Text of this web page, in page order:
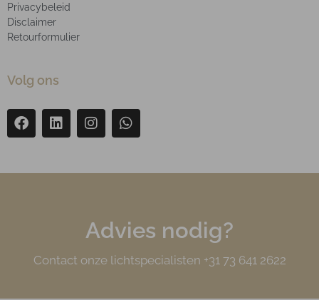
Privacybeleid
Disclaimer
Retourformulier
Volg ons
Advies nodig?
Contact onze lichtspecialisten +31 73 641 2622